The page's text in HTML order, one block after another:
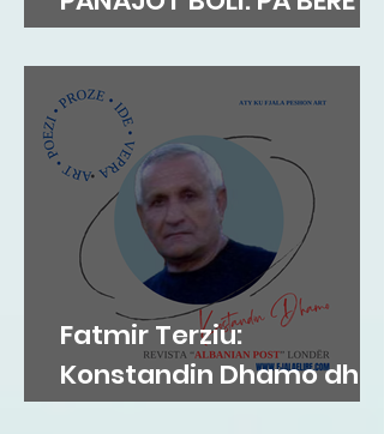
MEKAT...
Fatmir Terziu:
Konstandin Dhamo dhe
diksursi i variacionit